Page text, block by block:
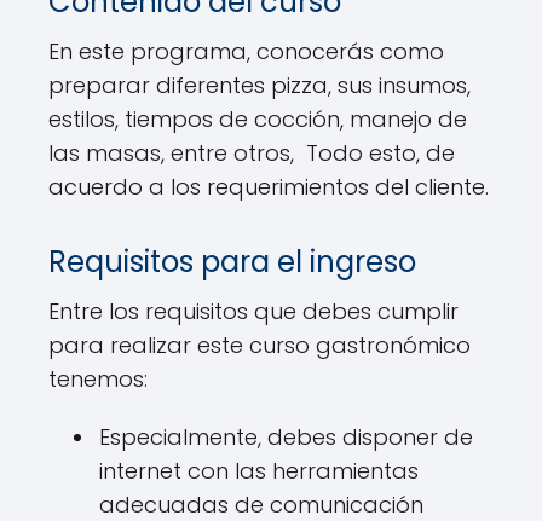
En este programa, conocerás como
preparar diferentes pizza, sus insumos,
estilos, tiempos de cocción, manejo de
las masas, entre otros, Todo esto, de
acuerdo a los requerimientos del cliente.
Requisitos para el ingreso
Entre los requisitos que debes cumplir
para realizar este curso gastronómico
tenemos:
Especialmente, debes disponer de
internet con las herramientas
adecuadas de comunicación